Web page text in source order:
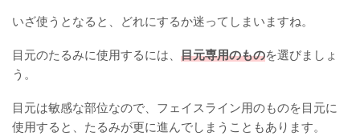
いざ使うとなると、どれにするか迷ってしまいますね。
目元のたるみに使用するには、 目元専用のものを選びましょ
う。
目元は敏感な部位なので、フェイスライン用のものを目元に
使用すると、たるみが更に進んでしまうこともあります。